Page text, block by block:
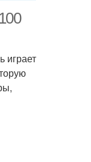
играет